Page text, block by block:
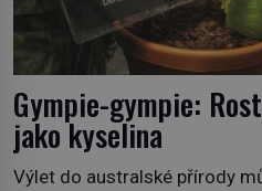
Gympie-gympie:
jako kyselina
Výlet do australské přírody